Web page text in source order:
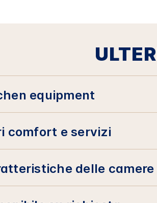
equipment
comfort e servizi
delle